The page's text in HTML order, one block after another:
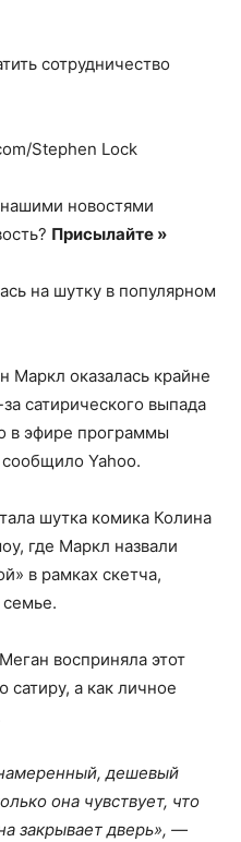
сотрудничество
Stephen Lock
новостями
Присылайте »
на шутку в популярном
Маркл оказалась крайне
сатирического выпада
в эфире программы
Yahoo.
шутка комика Колина
где Маркл назвали
в рамках скетча,
восприняла этот
сатиру, а как личное
дешевый
она чувствует, что
закрывает дверь», —